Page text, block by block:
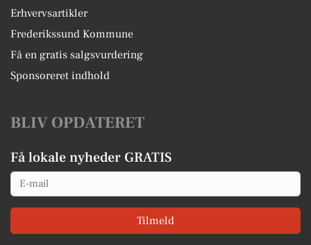
Erhvervsartikler
Frederikssund Kommune
Få en gratis salgsvurdering
Sponsoreret indhold
BLIV OPDATERET
Få lokale nyheder GRATIS
Email
Tilmeld